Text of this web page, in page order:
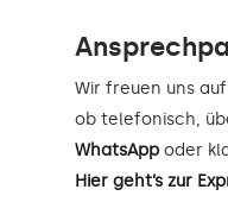
Wir freuen uns
ob telefonisch,
WhatsApp oder
Hier geht’s zur